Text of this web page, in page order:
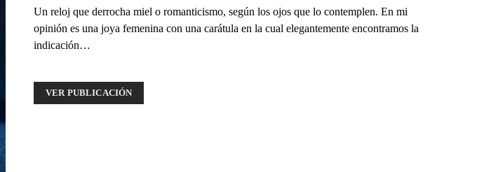
Un reloj que derrocha miel o romanticismo, según los ojos que lo contemplen. En mi
opinión es una joya femenina con una carátula en la cual elegantemente encontramos la
indicación…
VER PUBLICACIÓN